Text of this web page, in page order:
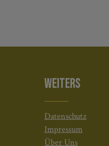
WEITERS
Datenschutz
Impressum
Über Uns